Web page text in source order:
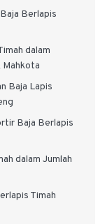
Berlapis
dalam
Baja Lapis
Baja Berlapis
dalam Jumlah
Timah